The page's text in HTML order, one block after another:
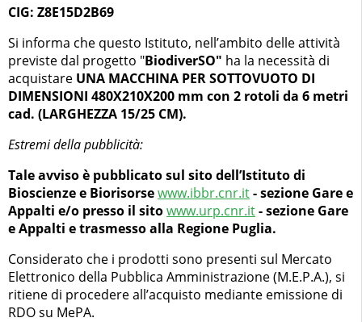
CIG: Z8E15D2B69
Si informa che questo Istituto, nell’ambito delle attività
previste dal progetto "BiodiverSO" ha la necessità di
acquistare UNA MACCHINA PER SOTTOVUOTO DI
DIMENSIONI 480X210X200 mm con 2 rotoli da 6 metri
cad. (LARGHEZZA 15/25 CM).
Estremi della pubblicità:
Tale avviso è pubblicato sul sito dell’Istituto di
Bioscienze e Biorisorsewww.ibbr.cnr.it- sezione Gare e
Appalti e/o presso il sitowww.urp.cnr.it- sezione Gare
e Appalti e trasmesso alla Regione Puglia.
Considerato che i prodotti sono presenti sul Mercato
Elettronico della Pubblica Amministrazione (M.E.P.A.), si
ritiene di procedere all’acquisto mediante emissione di
RDO su MePA.